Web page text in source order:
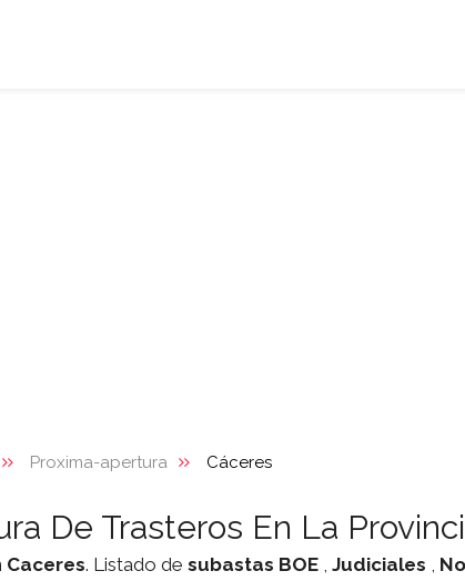
Proxima-apertura Cáceres
De Trasteros En La
Caceres. Listado de subastas BOE , Judiciales ,